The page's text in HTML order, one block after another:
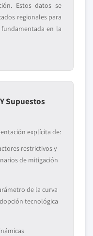
Estos datos se
regionales para
en la
Supuestos
explícita de:
restrictivos y
de mitigación
de la curva
tecnológica